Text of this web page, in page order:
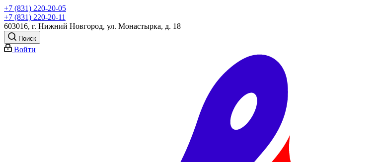
+7 (831) 220-20-05
+7 (831) 220-20-11
603016, г. Нижний Новгород, ул. Монастырка, д. 18
Поиск
Войти